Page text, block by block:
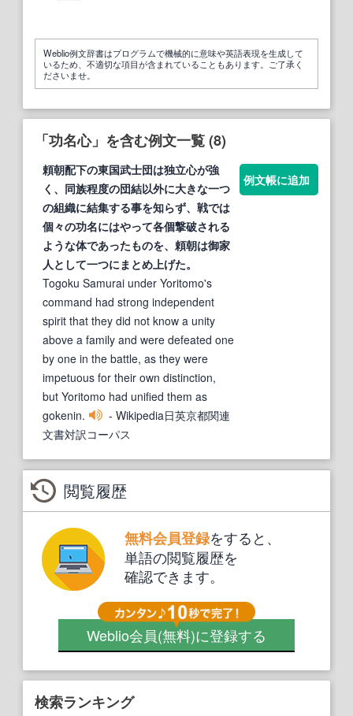
Weblio例文辞書はプログラムで機械的に意味や英語表現を生成して
いるため、不適切な項目が含まれていることもあります。ご了承く
ださいませ。
「功名心」を含む例文一覧 (8)
頼朝配下の東国武士団は独立心が強
く、同族程度の団結以外に大きな一つ
の組織に結集する事を知らず、戦では
個々の功名にはやって各個撃破される
ような体であったものを、頼朝は御家
人として一つにまとめ上げた。
Togoku Samurai under Yoritomo's
command had strong independent
spirit that they did not know a unity
above a family and were defeated one
by one in the battle, as they were
impetuous for their own distinction,
but Yoritomo had unified them as
gokenin.
- Wikipedia日英京都関連
文書対訳コーパス
例文帳に追加
閲覧履歴
無料会員登録をすると、
単語の閲覧履歴を
確認できます。
Weblio会員(無料)に登録する
検索ランキング